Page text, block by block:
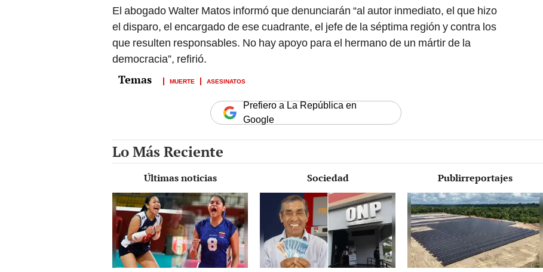
El abogado Walter Matos informó que denunciarán “al autor inmediato, el que hizo
el disparo, el encargado de ese cuadrante, el jefe de la séptima región y contra los
que resulten responsables. No hay apoyo para el hermano de un mártir de la
democracia”, refirió.
MUERTE ASESINATOS
Prefiero a La República en
Google
Lo Más Reciente
Últimas noticias Sociedad Publirreportajes